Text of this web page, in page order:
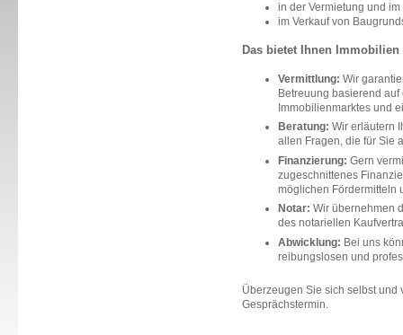
in der Vermietung und
im Verkauf von
Das bietet Ihnen Immobilien
Vermittlung: Wir
Betreuung basierend
Immobilienmarktes und
Beratung: Wir erläutern
allen Fragen, die für Sie
Finanzierung: Gern
zugeschnittenes
möglichen Fördermitteln
Notar: Wir übernehmen
des notariellen
Abwicklung: Bei uns
reibungslosen und
Überzeugen Sie sich selbst
Gesprächstermin.